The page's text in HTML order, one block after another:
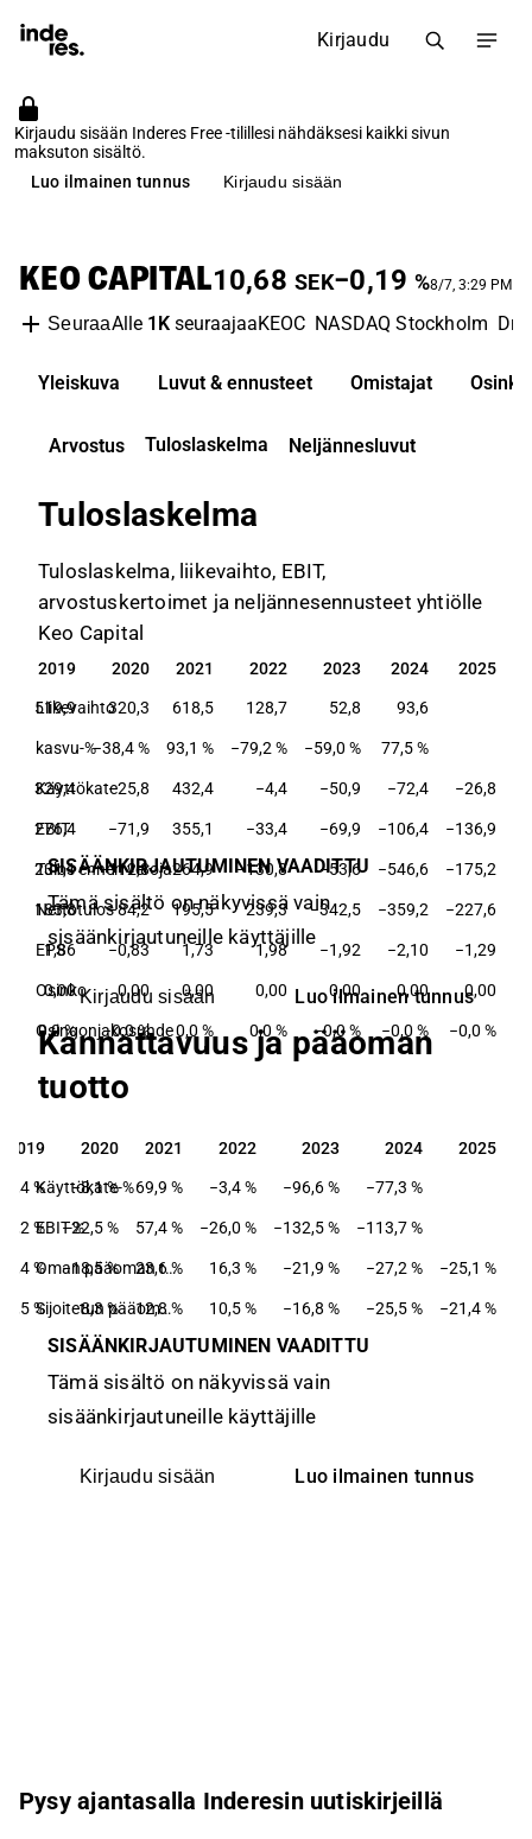
Kirjaudu
Kirjaudu sisään Inderes Free -tilillesi nähdäksesi kaikki sivun
maksuton sisältö.
Luo ilmainen tunnus
Kirjaudu sisään
KEO CAPITAL10,68 SEK−0,19 %8/7, 3:29 PM
SeuraaAlle 1KseuraajaaKEOC NASDAQ Stockholm
Yleiskuva Luvut & ennusteet Omistajat Osinko
Arvostus Tuloslaskelma Neljännesluvut
Tuloslaskelma
Tuloslaskelma, liikevaihto, EBIT,
arvostuskertoimet ja neljännesennusteet yhtiölle
Keo Capital
2019 2020 2021 2022 2023 2024 2025
2019 2020 2021 2022 2023 2024 2025
Liikevaihto
519,9 320,3 618,5 128,7 52,8 93,6
kasvu-%−38,4 % 93,1 % −79,2 % −59,0 % 77,5 %
Käyttökate
329,4 −25,8 432,4 −4,4 −50,9 −72,4 −26,8
EBIT
276,4 −71,9 355,1 −33,4 −69,9 −106,4 −136,9
Tulos ennen veroja
231,1 −112,8 264,9 −130,8 −53,6 −546,6 −175,2
Nettotulos
183,8 −84,2 195,5 239,3 −342,5 −359,2 −227,6
EPS
1,86 −0,83 1,73 1,98 −1,92 −2,10 −1,29
Osinko
0,00 0,00 0,00 0,00 0,00 0,00 0,00
Osingonjakosuhde
0,0 % −0,0 % 0,0 % 0,0 % −0,0 % −0,0 % −0,0 %
SISÄÄNKIRJAUTUMINEN VAADITTU
Tämä sisältö on näkyvissä vain
sisäänkirjautuneille käyttäjille
Kirjaudu sisään Luo ilmainen tunnus
Kannattavuus ja pääoman
tuotto
2019 2020 2021 2022 2023 2024 2025
2019 2020 2021 2022 2023 2024 2025
Käyttökate-%
% −8,1 % 69,9 % −3,4 % −96,6 % −77,3 %
EBIT-%
% −22,5 % 57,4 % −26,0 % −132,5 % −113,7 %
Oman pääoman tuotto-%
% −18,5 % 23,6 % 16,3 % −21,9 % −27,2 % −25,1 %
Sijoitetun pääoman tuotto-%
% −8,3 % 12,8 % 10,5 % −16,8 % −25,5 % −21,4 %
SISÄÄNKIRJAUTUMINEN VAADITTU
Tämä sisältö on näkyvissä vain
sisäänkirjautuneille käyttäjille
Kirjaudu sisään Luo ilmainen tunnus
Pysy ajantasalla Inderesin uutiskirjeillä